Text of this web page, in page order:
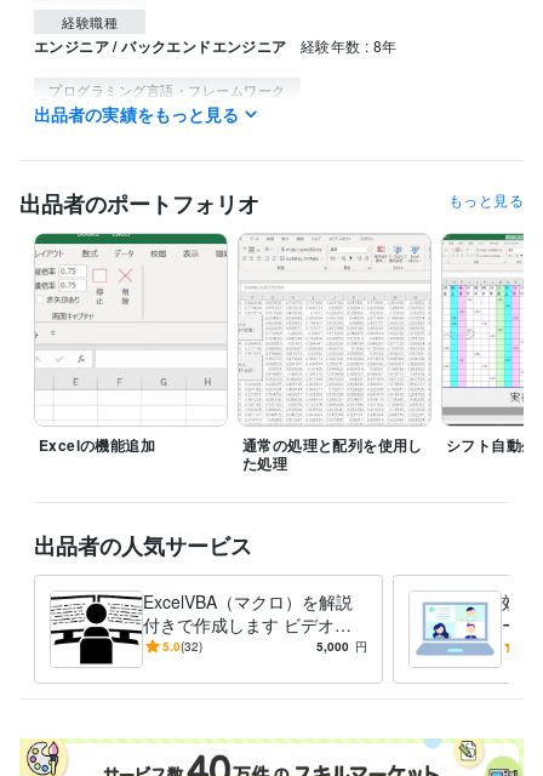
経験職種
エンジニア / バックエンドエンジニア 経験年数 : 8年
プログラミング言語・フレームワーク
VBA:8年Python:2年
得意分野
IT
出品者の実績をもっと見る
出品者のポートフォリオ もっと見る
Excelの機能追加
通常の処理と配列を使用し
た処理
シフト自動生
出品者の人気サービス
ExcelVBA（マクロ）を解説
付きで作成します ビデオチ
ャットでのじっくり解説
5.0(32) 5,000 円
効率
ール
有を